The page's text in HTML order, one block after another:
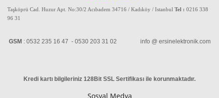
Taşköprü Cad. Huzur Apt. No:30/2 Acıbadem 34716 / Kadıköy / Istanbul Tel : 0216 338
96 31
GSM : 0532 235 16 47 - 0530 203 31 02 info @ ersinelektronik.com
Kredi kartı bilgileriniz 128Bit SSL Sertifikası ile korunmaktadır.
Sosyal Medya